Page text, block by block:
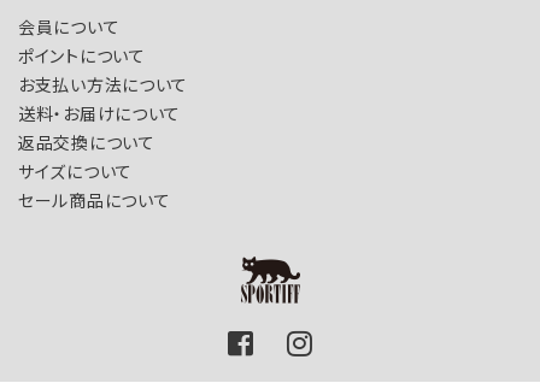
会員について
ポイントについて
お支払い方法について
送料・お届けについて
返品交換について
サイズについて
セール商品について